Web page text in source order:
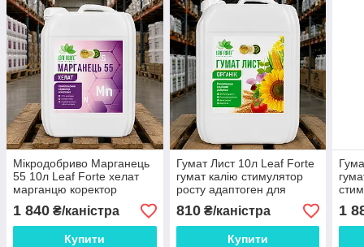
Мікродобриво Марганець
55 10л Leaf Forte хелат
марганцю коректор
живлення для польових,
овочевих, ягідних культур,
садів і виногра
1 840 ₴/каністра
Купити
Гумат Лист 10л Leaf Forte
гумат калію стимулятор
росту адаптоген для
зернових, бобових,
овочевих, ягідних та
плодових культур
810₴/каністра
Купити
і
1